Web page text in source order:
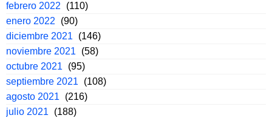
febrero 2022
(110)
enero 2022
(90)
diciembre 2021
(146)
noviembre 2021
(58)
octubre 2021
(95)
septiembre 2021
(108)
agosto 2021
(216)
julio 2021
(188)